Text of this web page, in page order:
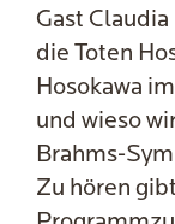
Gast
die Toten
Hosokawa
und wieso
Brahms-
Zu hören